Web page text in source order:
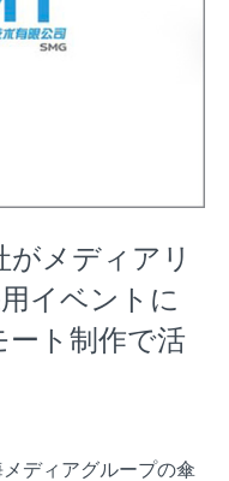
がメディアリ
イベントに
ート制作で活
ディアグループの傘